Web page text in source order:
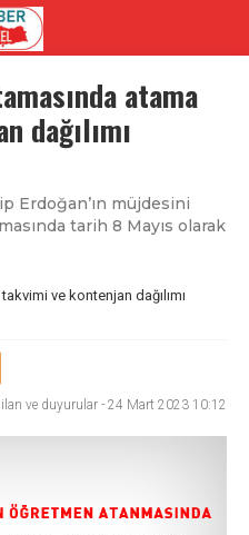
atama
dağılımı
Erdoğan’ın müjdesini
tarih 8 Mayıs olarak
ve kontenjan dağılımı
ilan ve duyurular - 24 Mart 2023 10:12